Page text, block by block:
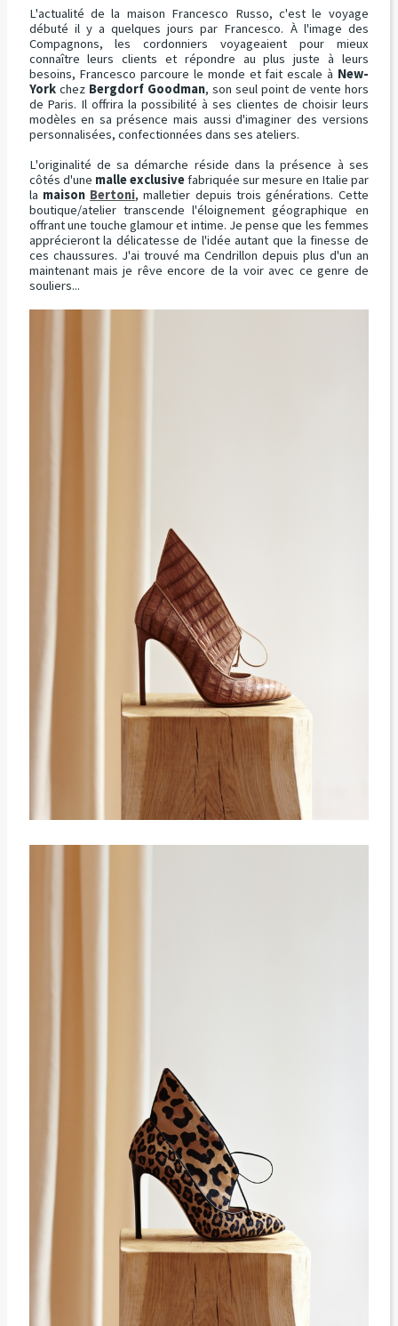
L'actualité de la maison Francesco Russo, c'est le voyage
débuté il y a quelques jours par Francesco. À l'image des
Compagnons, les cordonniers voyageaient pour mieux
connaître leurs clients et répondre au plus juste à leurs
besoins, Francesco parcoure le monde et fait escale à New-
Yorkchez Bergdorf Goodman, son seul point de vente hors
de Paris. Il offrira la possibilité à ses clientes de choisir leurs
modèles en sa présence mais aussi d'imaginer des versions
personnalisées, confectionnées dans ses ateliers.
L'originalité de sa démarche réside dans la présence à ses
côtés d'une malle exclusivefabriquée sur mesure en Italie par
la maison Bertoni, malletier depuis trois générations. Cette
boutique/atelier transcende l'éloignement géographique en
offrant une touche glamour et intime. Je pense que les femmes
apprécieront la délicatesse de l'idée autant que la finesse de
ces chaussures. J'ai trouvé ma Cendrillon depuis plus d'un an
maintenant mais je rêve encore de la voir avec ce genre de
souliers...